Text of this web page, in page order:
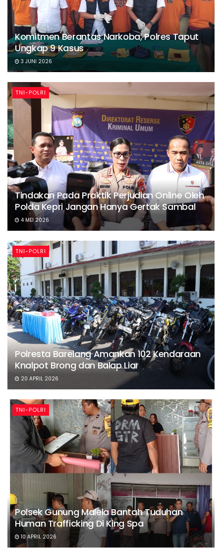
Komitmen Berantas Narkoba, Polres Taput
Ungkap 9 Kasus
3 JUNI 2026
TNI-POLRI
Tindakan Pada Praktik Perjudian Online Oleh
Polda Kepri Jangan Hanya Gertak Sambal
4 MEI 2026
TNI-POLRI
Polresta Barelang Amankan 102 Kendaraan
Knalpot Brong dan Balap Liar
20 APRIL 2026
TNI-POLRI
Polsek Gunung Malela Bantah Tuduhan
Human Trafficking Di King Spa
10 APRIL 2026